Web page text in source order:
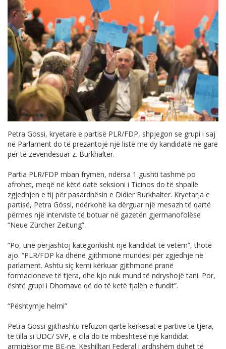
Petra Gössi, kryetare e partisë PLR/FDP, shpjegon se grupi i saj
në Parlament do të prezantojë një listë me dy kandidatë në garë
për të zëvendësuar z. Burkhalter.
Partia PLR/FDP mban frymën, ndërsa 1 gushti tashmë po
afrohet, meqë në këtë datë seksioni i Ticinos do të shpallë
zgjedhjen e tij për pasardhësin e Didier Burkhalter. Kryetarja e
partisë, Petra Gössi, ndërkohë ka dërguar një mesazh të qartë
përmes një interviste të botuar në gazetën gjermanofolëse
“Neue Zürcher Zeitung”.
“Po, unë përjashtoj kategorikisht një kandidat të vetëm”, thotë
ajo. “PLR/FDP ka dhënë gjithmonë mundësi për zgjedhje në
parlament. Ashtu siç kemi kërkuar gjithmonë pranë
formacioneve të tjera, dhe kjo nuk mund të ndryshojë tani. Por,
është grupi i Dhomave që do të ketë fjalën e fundit”.
“Pështymje helmi”
Petra Gössi gjithashtu refuzon qartë kërkesat e partive të tjera,
të tilla si UDC/ SVP, e cila do të mbështesë një kandidat
armiqësor me BE-në. Këshilltari Federal i ardhshëm duhet të